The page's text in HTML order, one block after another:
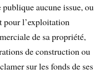
publique aucune issue, ou
pour l’exploitation
de sa propriété,
de construction ou
sur les fonds de ses